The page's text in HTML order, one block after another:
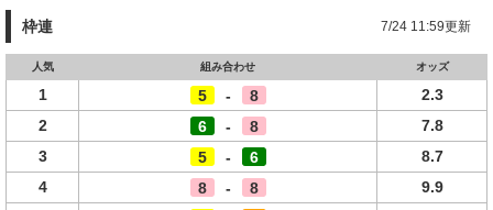
枠連 7/24 11:59更新
人気 組み合わせ オッズ
1 5 - 8
2.3
2
6 - 8
7.8
3
5 - 6
8.7
4
8 - 8
9.9